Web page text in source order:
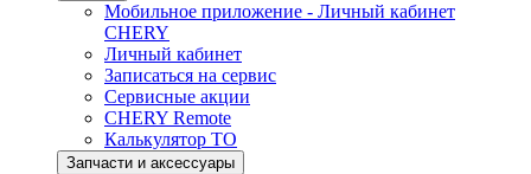
Мобильное приложение - Личный кабинет
CHERY
Личный кабинет
Записаться на сервис
Сервисные акции
CHERY Remote
Калькулятор ТО
Запчасти и аксессуары